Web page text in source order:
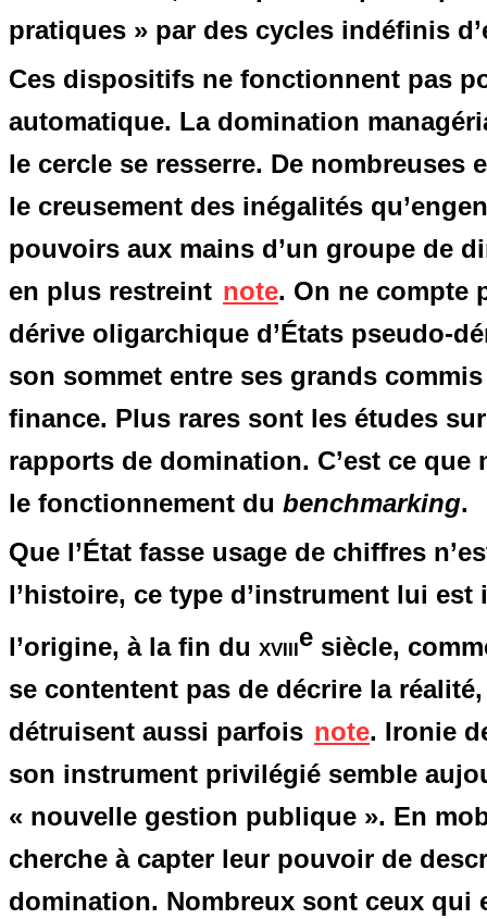
pratiques » par des cycles indéfinis
Ces dispositifs ne fonctionnent pas
automatique. La domination
le cercle se resserre. De
le creusement des inégalités
pouvoirs aux mains d’un groupe de
en plus restreint note. On ne compte
dérive oligarchique d’États pseudo-
son sommet entre ses grands
finance. Plus rares sont les études
rapports de domination. C’est ce
le fonctionnement du benchmarking.
Que l’État fasse usage de chiffres
l’histoire, ce type d’instrument lui
l’origine, à la fin du xviiie siècle,
se contentent pas de décrire la
détruisent aussi parfois note. Ironie
son instrument privilégié semble
« nouvelle gestion publique ». En
cherche à capter leur pouvoir de
domination. Nombreux sont ceux